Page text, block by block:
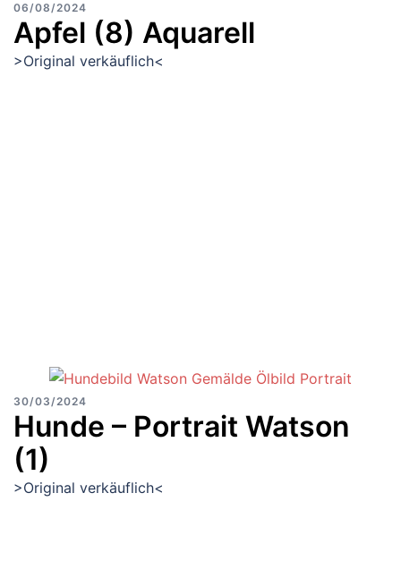
06/08/2024
Apfel (8) Aquarell
>Original verkäuflich<
30/03/2024
Hunde – Portrait Watson
(1)
>Original verkäuflich<